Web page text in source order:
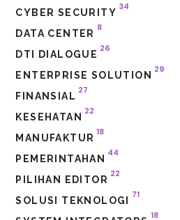
CYBER SECURITY
34
DATA CENTER
8
DTI DIALOGUE
26
ENTERPRISE SOLUTION
29
FINANSIAL
27
KESEHATAN
22
MANUFAKTUR
18
PEMERINTAHAN
44
PILIHAN EDITOR
22
SOLUSI TEKNOLOGI
71
18